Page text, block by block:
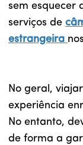
sem esquecer
serviços de
estrangeira
No geral,
experiência
No entanto,
de forma a